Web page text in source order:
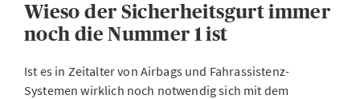
Wieso der Sicherheitsgurt immer
noch die Nummer 1 ist
Ist es in Zeitalter von Airbags und Fahrassistenz-
Systemen wirklich noch notwendig sich mit dem